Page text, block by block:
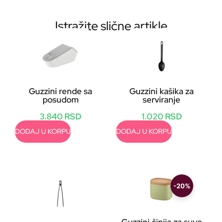
Istražite slične artikle
Guzzini rende sa
posudom
3.840 RSD
DODAJ U KORPU
Guzzini kašika za
serviranje
1.020 RSD
DODAJ U KORPU
-20%